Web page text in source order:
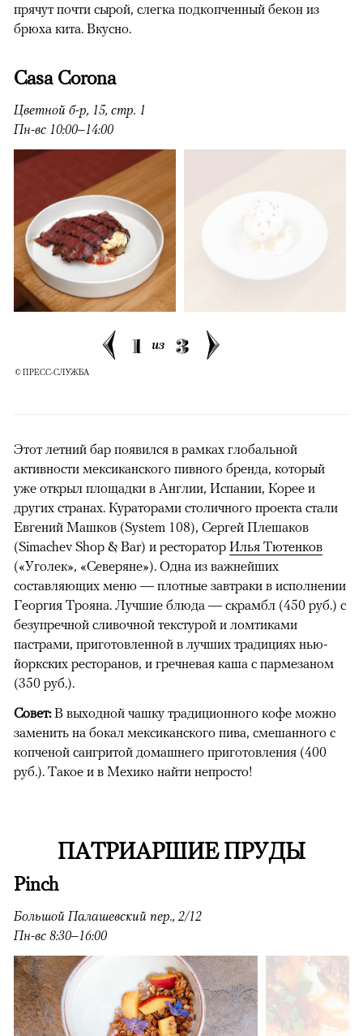
прячут почти сырой, слегка подкопченный бекон из
брюха кита. Вкусно.
Casa Corona
Цветной б-р, 15, стр. 1
Пн-вс 10:00–14:00
1 из 3
© ПРЕСС-СЛУЖБА
Этот летний бар появился в рамках глобальной
активности мексиканского пивного бренда, который
уже открыл площадки в Англии, Испании, Корее и
других странах. Кураторами столичного проекта стали
Евгений Машков (System 108), Сергей Плешаков
(Simachev Shop & Bar) и ресторатор Илья Тютенков
(«Уголек», «Северяне»). Одна из важнейших
составляющих меню — плотные завтраки в исполнении
Георгия Трояна. Лучшие блюда — скрамбл (450 руб.) с
безупречной сливочной текстурой и ломтиками
пастрами, приготовленной в лучших традициях нью-
йоркских ресторанов, и гречневая каша с пармезаном
(350 руб.).
Совет:В выходной чашку традиционного кофе можно
заменить на бокал мексиканского пива, смешанного с
копченой сангритой домашнего приготовления (400
руб.). Такое и в Мехико найти непросто!
ПАТРИАРШИЕ ПРУДЫ
Pinch
Большой Палашевский пер., 2/12
Пн-вс 8:30–16:00